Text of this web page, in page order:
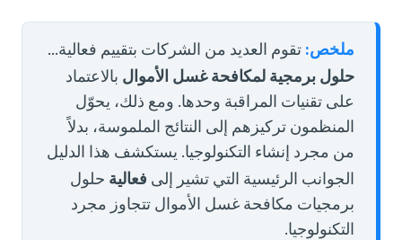
ملخص: تقوم العديد من الشركات بتقييم فعالية...
حلول برمجية لمكافحة غسل الأموال بالاعتماد
على تقنيات المراقبة وحدها. ومع ذلك، يحوّل
المنظمون تركيزهم إلى النتائج الملموسة، بدلاً
من مجرد إنشاء التكنولوجيا. يستكشف هذا الدليل
الجوانب الرئيسية التي تشير إلى فعالية حلول
برمجيات مكافحة غسل الأموال تتجاوز مجرد
التكنولوجيا.